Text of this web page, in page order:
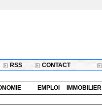
RSS CONTACT
EMPLOI IMMOBILIER